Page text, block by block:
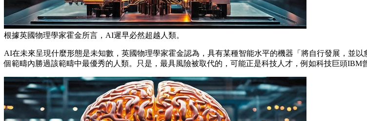
根據英國物理學家霍金所言，AI遲早必然超越人類。
AI在未來呈現什麼形態是未知數，英國物理學家霍金認為，具有某種智能水平的機器「將自行發展，並
個範疇內勝過該範疇中最優秀的人類。只是，最具風險被取代的，可能正是科技人才，例如科技巨頭IBM